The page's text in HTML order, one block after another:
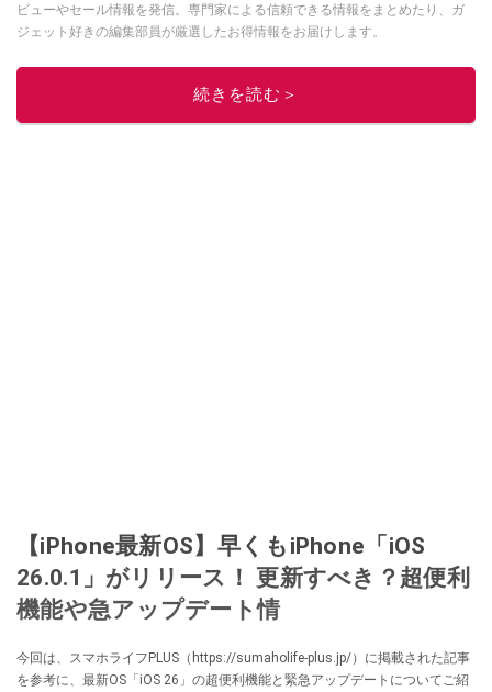
ビューやセール情報を発信。専門家による信頼できる情報をまとめたり、ガ
ジェット好きの編集部員が厳選したお得情報をお届けします。
このイチオシストの他の記事を読む
続きを読む＞
【iPhone最新OS】早くもiPhone「iOS
26.0.1」がリリース！ 更新すべき？超便利
機能や急アップデート情
今回は、スマホライフPLUS（https://sumaholife-plus.jp/）に掲載された記事
を参考に、最新OS「iOS 26」の超便利機能と緊急アップデートについてご紹